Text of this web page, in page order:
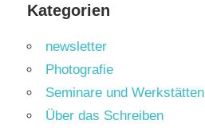
Kategorien
newsletter
Photografie
Seminare und Werkstätten
Über das Schreiben